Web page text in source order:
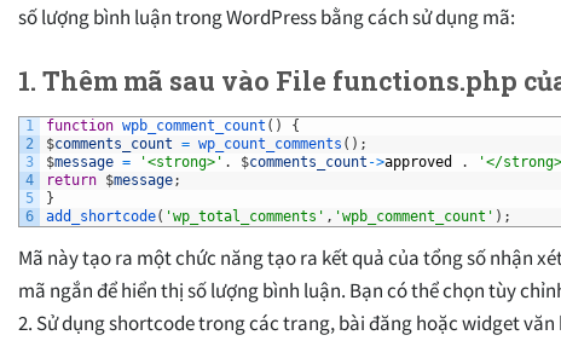
số lượng bình luận trong WordPress bằng cách sử dụng mã:
1. Thêm mã sau vào File functions.php
1
2
3
4
5
6
function wpb_comment_count ( )
{
$comments_count = wp_count_comments ( ) ;
$message = '<strong>' . $comments_count ->approved . '</
return $message;
}
add_shortcode( 'wp_total_comments' , 'wpb_comment_count' ) ;
Mã này tạo ra một chức năng tạo ra kết quả của tổng số nhận
mã ngắn để hiển thị số lượng bình luận. Bạn có thể chọn tùy
2. Sử dụng shortcode trong các trang, bài đăng hoặc widget văn